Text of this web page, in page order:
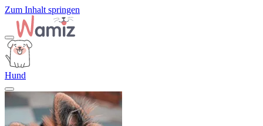
Zum Inhalt springen
Hund